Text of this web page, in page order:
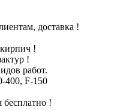
доставка !
!
!
работ.
F-150
бесплатно !